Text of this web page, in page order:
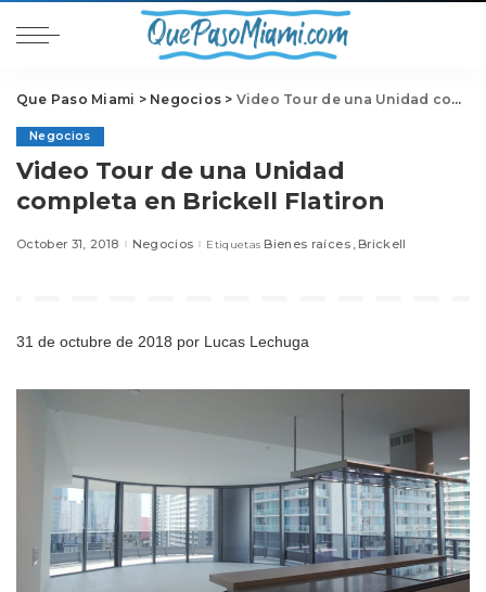
Que Paso Miami > Negocios > Video Tour de una Unidad completa en Brickell Flatiron
Negocios
Video Tour de una Unidad
completa en Brickell Flatiron
October 31, 2018 Negocios Etiquetas Bienes raíces Brickell
31 de octubre de 2018 por Lucas Lechuga